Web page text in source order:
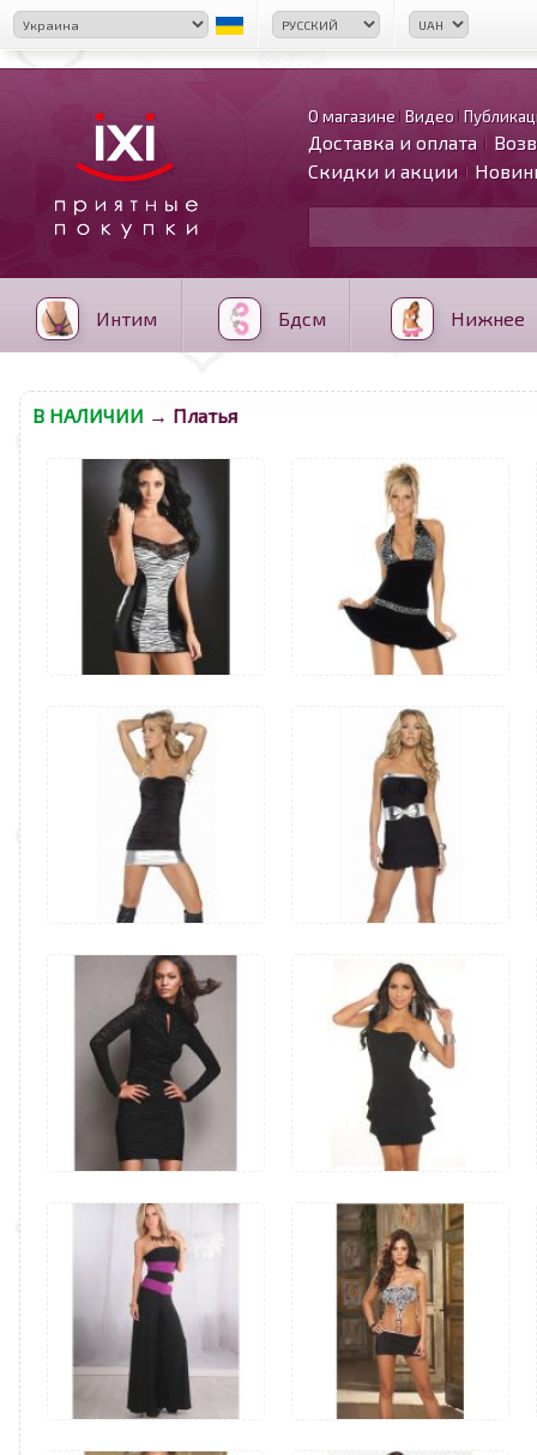
О магазине Видео
Доставка и оплата
Скидки и акции
Интим Бдсм Нижнее
В НАЛИЧИИ → Платья